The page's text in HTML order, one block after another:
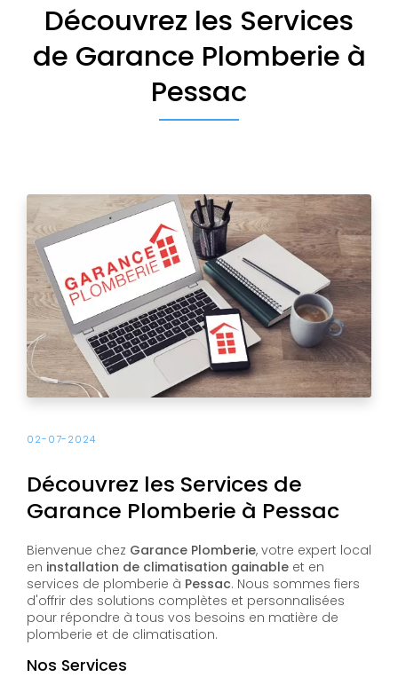
Découvrez les Services
de Garance Plomberie à
Pessac
02-07-2024
Découvrez les Services de
Garance Plomberie à Pessac
Bienvenue chez Garance Plomberie, votre expert local
en installation de climatisation gainable et en
services de plomberie à Pessac. Nous sommes fiers
d'offrir des solutions complètes et personnalisées
pour répondre à tous vos besoins en matière de
plomberie et de climatisation.
Nos Services